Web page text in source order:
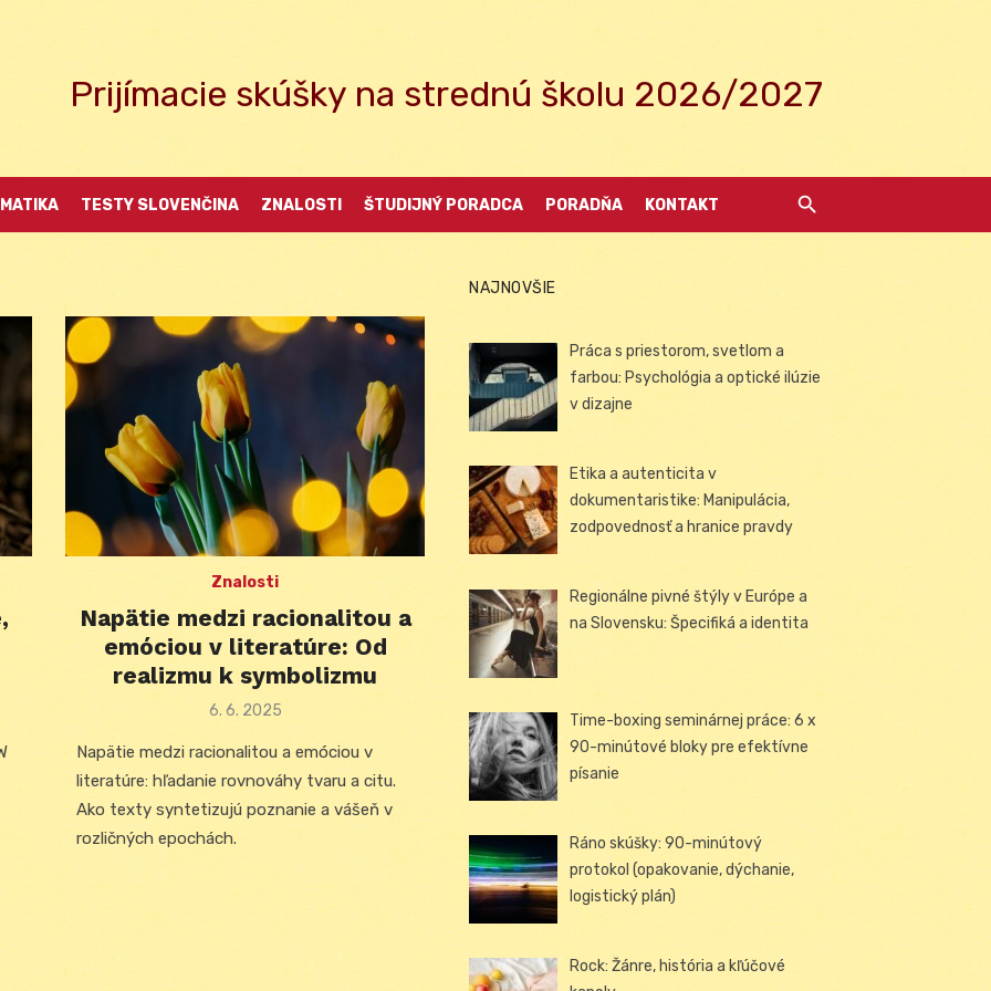
Prijímacie skúšky na strednú školu 2026/2027
TESTY SLOVENČINA ZNALOSTI ŠTUDIJNÝ PORADCA PORADŇA KONTAKT
Znalosti
Napätie medzi racionalitou a
emóciou v literatúre: Od
realizmu k symbolizmu
Posted
6. 6. 2025
Napätie medzi racionalitou a emóciou v
literatúre: hľadanie rovnováhy tvaru a citu.
Ako texty syntetizujú poznanie a vášeň v
rozličných epochách.
NAJNOVŠIE
Práca s priestorom, svetlom a
farbou: Psychológia a optické ilúzie
v dizajne
Etika a autenticita v
dokumentaristike: Manipulácia,
zodpovednosť a hranice pravdy
Regionálne pivné štýly v Európe a
na Slovensku: Špecifiká a identita
Time-boxing seminárnej práce: 6 x
90-minútové bloky pre efektívne
písanie
Ráno skúšky: 90-minútový
protokol (opakovanie, dýchanie,
logistický plán)
Rock: Žánre, história a kľúčové